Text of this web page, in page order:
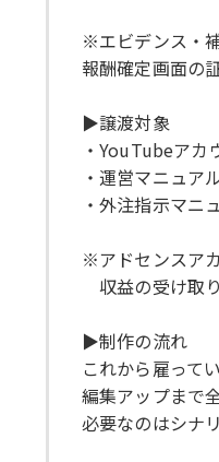
※エビデンス・
報酬確定画面の
▶譲渡対象
・YouTubeアカ
・運営マニュア
・外注指示マニ
※アドセンスア
収益の受け取
▶制作の流れ
これから雇って
編集アップまで
必要なのはシナ